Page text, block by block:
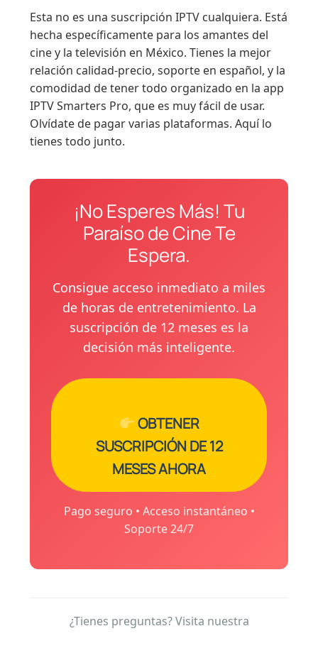
Esta no es una suscripción IPTV cualquiera. Está
hecha específicamente para los amantes del
cine y la televisión en México. Tienes la mejor
relación calidad-precio, soporte en español, y la
comodidad de tener todo organizado en la app
IPTV Smarters Pro, que es muy fácil de usar.
Olvídate de pagar varias plataformas. Aquí lo
tienes todo junto.
¡No Esperes Más! Tu
Paraíso de Cine Te
Espera.
Consigue acceso inmediato a miles
de horas de entretenimiento. La
suscripción de 12 meses es la
decisión más inteligente.
OBTENER
SUSCRIPCIÓN DE 12
MESES AHORA
Pago seguro • Acceso instantáneo •
Soporte 24/7
¿Tienes preguntas? Visita nuestra